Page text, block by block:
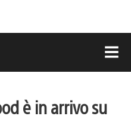
è in arrivo su